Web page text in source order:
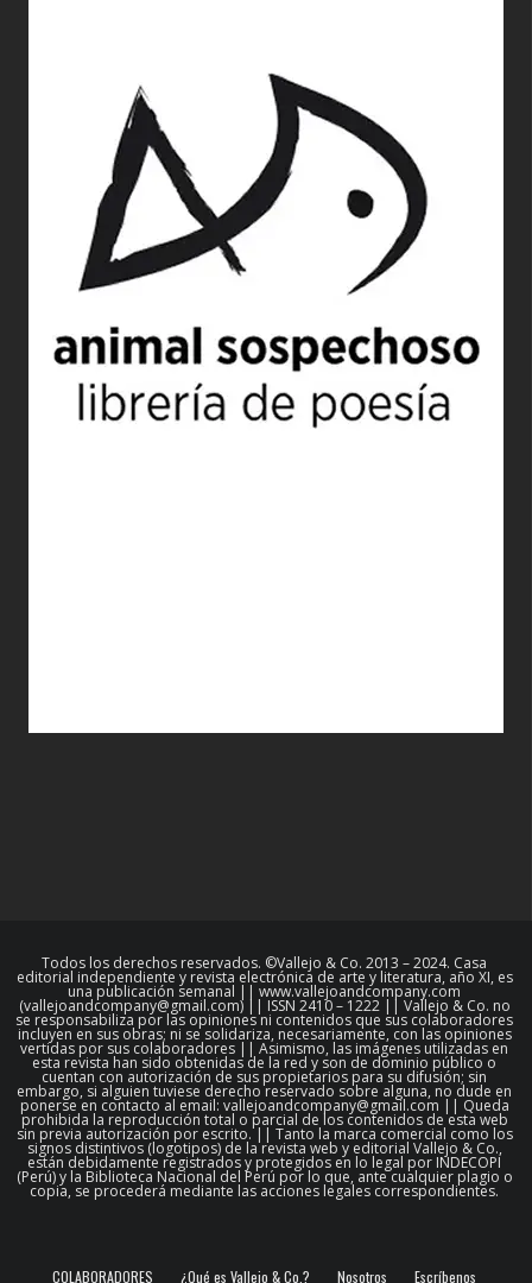
Todos los derechos reservados. ©Vallejo & Co. 2013 – 2024. Casa
editorial independiente y revista electrónica de arte y literatura, año XI, es
una publicación semanal || www.vallejoandcompany.com
(vallejoandcompany@gmail.com) || ISSN 2410 – 1222 || Vallejo & Co. no
se responsabiliza por las opiniones ni contenidos que sus colaboradores
incluyen en sus obras; ni se solidariza, necesariamente, con las opiniones
vertidas por sus colaboradores || Asimismo, las imágenes utilizadas en
esta revista han sido obtenidas de la red y son de dominio público o
cuentan con autorización de sus propietarios para su difusión; sin
embargo, si alguien tuviese derecho reservado sobre alguna, no dude en
ponerse en contacto al email: vallejoandcompany@gmail.com || Queda
prohibida la reproducción total o parcial de los contenidos de esta web
sin previa autorización por escrito. || Tanto la marca comercial como los
signos distintivos (logotipos) de la revista web y editorial Vallejo & Co.,
están debidamente registrados y protegidos en lo legal por INDECOPI
(Perú) y la Biblioteca Nacional del Perú por lo que, ante cualquier plagio o
copia, se procederá mediante las acciones legales correspondientes.
COLABORADORES ¿Qué es Vallejo & Co.? Nosotros Escríbenos